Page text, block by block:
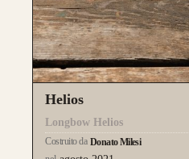
Helios
Longbow Helios
Costruito da Donato Milesi